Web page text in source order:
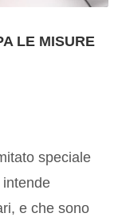
LE MISURE
speciale
e che sono